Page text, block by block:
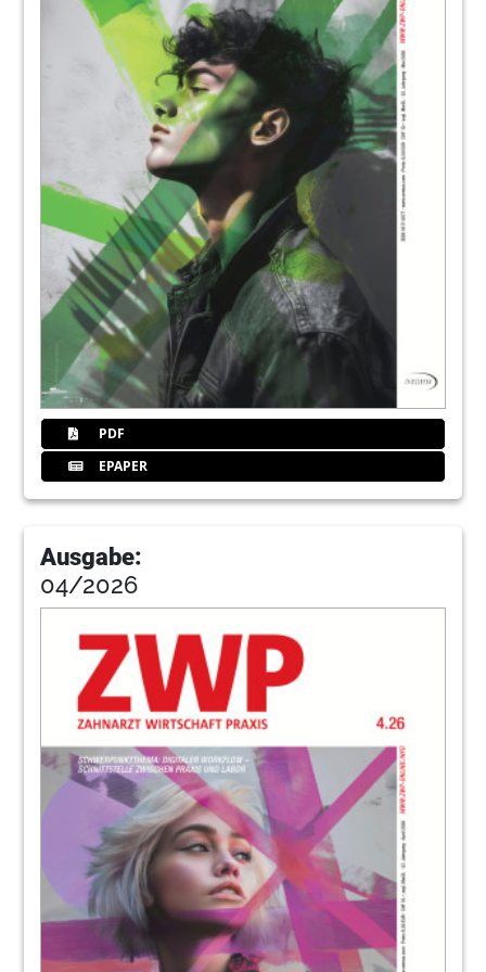
InteraDent Zahntechnik GmbH
Finanz-Tipp: Das Inflationstrauma
Wolfgang Spang
43dental bauer GmbH & Co. KG 1
Fokus: Zahnmedizin
Redaktion
Neue Tendenzen - Auswirkungen auf die
Zahnarztpraxis in der Hygiene
Dr. Hendrik Schlegel
Die neuen Regelungen der KRINKO, RKI
und BfArM (Teil 1)
Iris Wälter-Bergob
Stärkung fragiler Schutzbarrieren
Dr. Mikael Zimmerman, DDS, PhD, Priv.-Doz.
Infektionsquelle Aerosol – aktuelle
Schutzstrategie
Dr. Adolf Friedrich Rinne
67 I-DENT Vertrieb Goldstein
71
ULTRADENT Dental-Medizinische Geräte
GmbH & Co. KG
72
Chancen und Risiken der neuen
PDF
EPAPER
Ausgabe:
04/2026